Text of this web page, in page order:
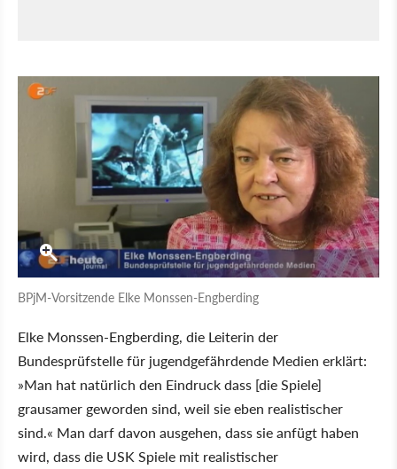
BPjM-Vorsitzende Elke Monssen-Engberding
Elke Monssen-Engberding, die Leiterin der
Bundesprüfstelle für jugendgefährdende Medien erklärt:
»Man hat natürlich den Eindruck dass [die Spiele]
grausamer geworden sind, weil sie eben realistischer
sind.« Man darf davon ausgehen, dass sie anfügt haben
wird, dass die USK Spiele mit realistischer